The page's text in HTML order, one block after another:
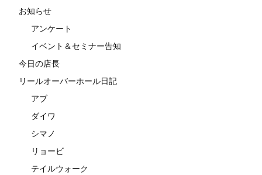
お知らせ
アンケート
イベント＆セミナー告知
今日の店長
リールオーバーホール日記
アブ
ダイワ
シマノ
リョービ
テイルウォーク